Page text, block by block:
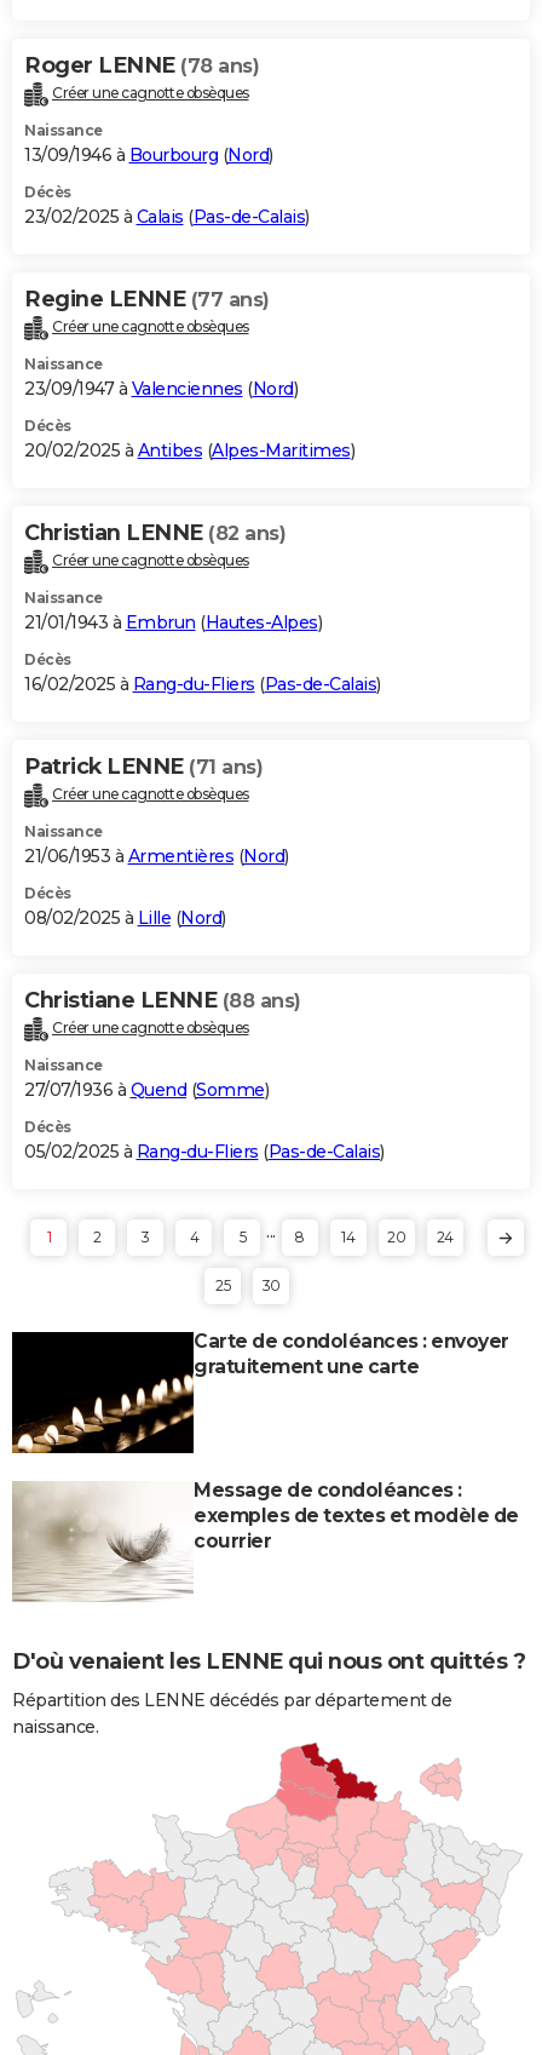
Roger LENNE (78 ans)
Créer une cagnotte obsèques
Naissance
13/09/1946 à Bourbourg (Nord)
Décès
23/02/2025 à Calais (Pas-de-Calais)
Regine LENNE (77 ans)
Créer une cagnotte obsèques
Naissance
23/09/1947 à Valenciennes (Nord)
Décès
20/02/2025 à Antibes (Alpes-Maritimes)
Christian LENNE (82 ans)
Créer une cagnotte obsèques
Naissance
21/01/1943 à Embrun (Hautes-Alpes)
Décès
16/02/2025 à Rang-du-Fliers (Pas-de-Calais)
Patrick LENNE (71 ans)
Créer une cagnotte obsèques
Naissance
21/06/1953 à Armentières (Nord)
Décès
08/02/2025 à Lille (Nord)
Christiane LENNE (88 ans)
Créer une cagnotte obsèques
Naissance
27/07/1936 à Quend (Somme)
Décès
05/02/2025 à Rang-du-Fliers (Pas-de-Calais)
1 2 3 4 5 ... 8 14 20 24
25 30
Carte de condoléances : envoyer
gratuitement une carte
Message de condoléances :
exemples de textes et modèle de
courrier
D'où venaient les LENNE qui nous ont quittés ?
Répartition des LENNE décédés par département de
naissance.